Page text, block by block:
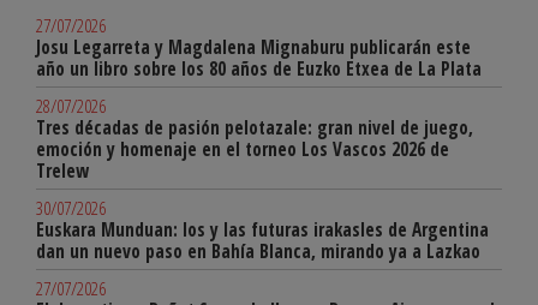
27/07/2026
Josu Legarreta y Magdalena Mignaburu publicarán este
año un libro sobre los 80 años de Euzko Etxea de La Plata
28/07/2026
Tres décadas de pasión pelotazale: gran nivel de juego,
emoción y homenaje en el torneo Los Vascos 2026 de
Trelew
30/07/2026
Euskara Munduan: los y las futuras irakasles de Argentina
dan un nuevo paso en Bahía Blanca, mirando ya a Lazkao
27/07/2026